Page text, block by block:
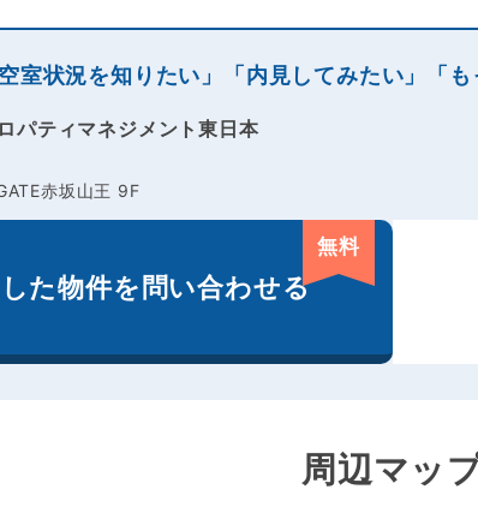
空室状況を知りたい」「内見してみたい」「
パティマネジメント東日本
赤坂山王 9F
た物件を 問い合わせる
無料
周辺マッ